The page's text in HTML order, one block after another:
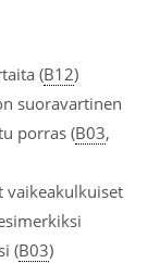
(B12)
suoravartinen
porras (B03,
vaikeakulkuiset
(B03)